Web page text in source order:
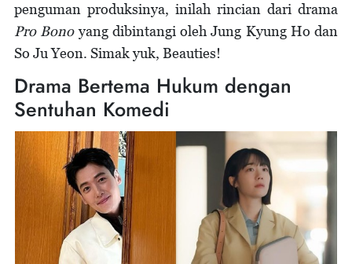
penguman produksinya, inilah rincian dari drama
Pro Bonoyang dibintangi oleh Jung Kyung Ho dan
So Ju Yeon. Simak yuk, Beauties!
Drama Bertema Hukum dengan
Sentuhan Komedi